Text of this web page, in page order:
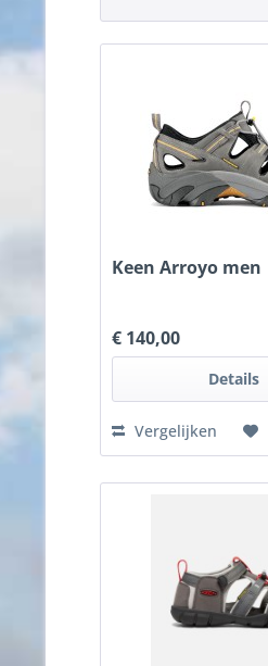
Keen Arroyo men
€ 140,00
Details
Vergelijken